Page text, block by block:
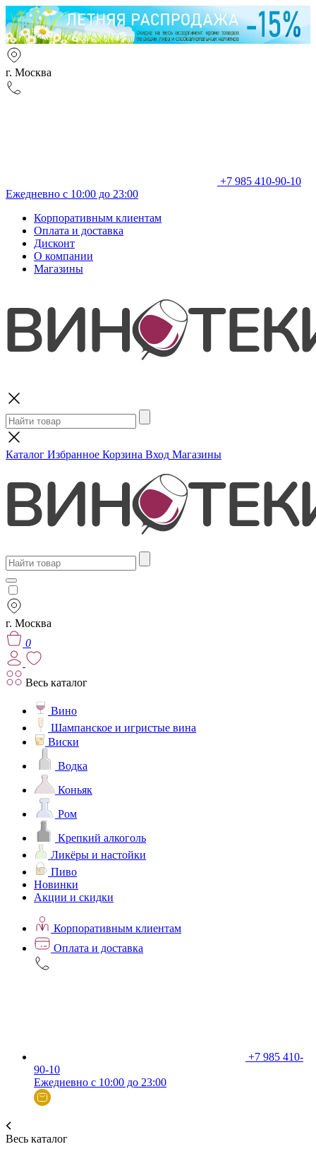
г. Москва
+7 985 410-90-10
Ежедневно с 10:00 до 23:00
Корпоративным клиентам
Оплата и доставка
Дисконт
О компании
Магазины
Каталог Избранное Корзина Вход Магазины
г. Москва
0
Весь каталог
Вино
Шампанское и игристые вина
Виски
Водка
Коньяк
Ром
Крепкий алкоголь
Ликёры и настойки
Пиво
Новинки
Акции и скидки
Корпоративным клиентам
Оплата и доставка
+7 985 410-
90-10
Ежедневно с 10:00 до 23:00
Весь каталог